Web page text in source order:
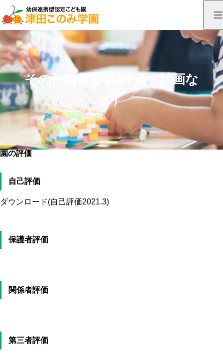
その他情報提供(評価・計画な
ど）
園の評価
自己評価
ダウンロード(自己評価2021.3)
保護者評価
関係者評価
第三者評価